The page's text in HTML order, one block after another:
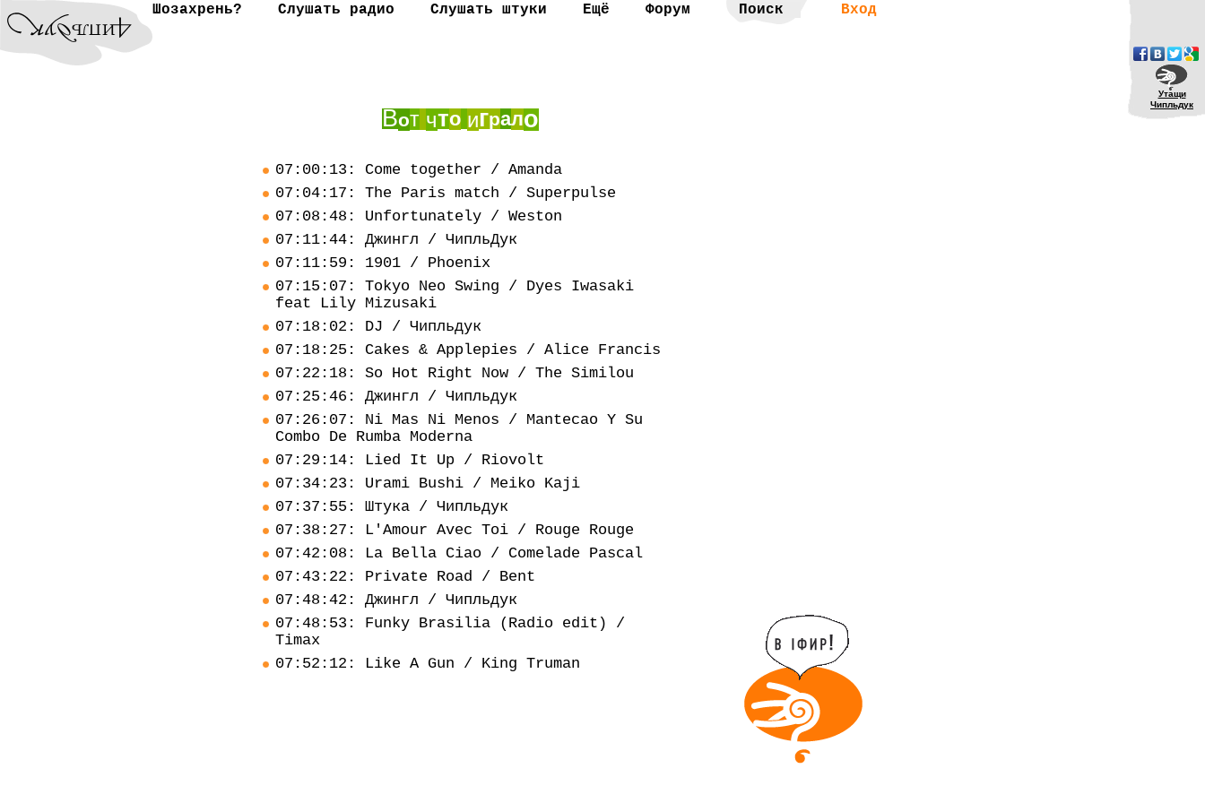
Шозахрень? Слушать радио Слушать штуки Ещё Форум Вход
Утащи
Чипльдук
Вот что играло
07:00:13: Come together / Amanda
07:04:17: The Paris match / Superpulse
07:08:48: Unfortunately / Weston
07:11:44: Джингл / ЧипльДук
07:11:59: 1901 / Phoenix
07:15:07: Tokyo Neo Swing / Dyes Iwasaki
feat Lily Mizusaki
07:18:02: DJ / Чипльдук
07:18:25: Cakes & Applepies / Alice Francis
07:22:18: So Hot Right Now / The Similou
07:25:46: Джингл / Чипльдук
07:26:07: Ni Mas Ni Menos / Mantecao Y Su
Combo De Rumba Moderna
07:29:14: Lied It Up / Riovolt
07:34:23: Urami Bushi / Meiko Kaji
07:37:55: Штука / Чипльдук
07:38:27: L'Amour Avec Toi / Rouge Rouge
07:42:08: La Bella Ciao / Comelade Pascal
07:43:22: Private Road / Bent
07:48:42: Джингл / Чипльдук
07:48:53: Funky Brasilia (Radio edit) /
Timax
07:52:12: Like A Gun / King Truman